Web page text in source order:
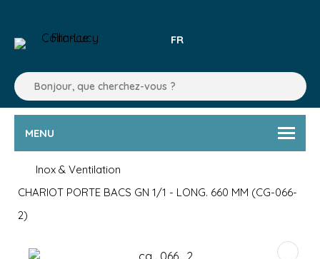
FR
MENU
Inox & Ventilation
CHARIOT PORTE BACS GN 1/1 - LONG. 660 MM (CG-066-
2)